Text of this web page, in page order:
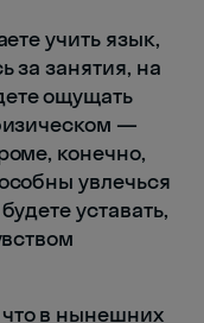
учить язык,
за занятия, на
ощущать
—
конечно,
увлечься
уставать,
в нынешних